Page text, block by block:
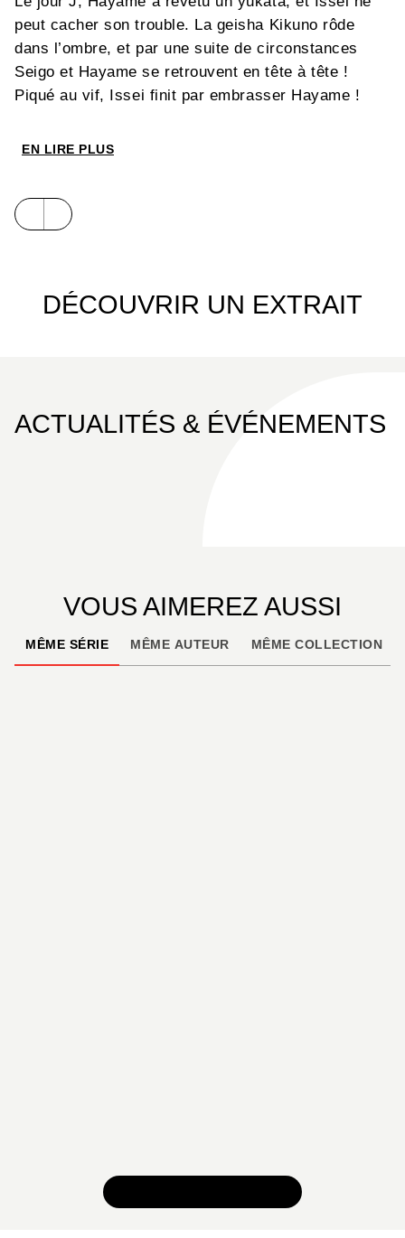
peut cacher son trouble. La geisha Kikuno rôde
dans l’ombre, et par une suite de circonstances
Seigo et Hayame se retrouvent en tête à tête !
Piqué au vif, Issei finit par embrasser Hayame !
EN LIRE PLUS
DÉCOUVRIR UN EXTRAIT
ACTUALITÉS & ÉVÉNEMENTS
VOUS AIMEREZ AUSSI
MÊME SÉRIE MÊME AUTEUR MÊME COLLECTION